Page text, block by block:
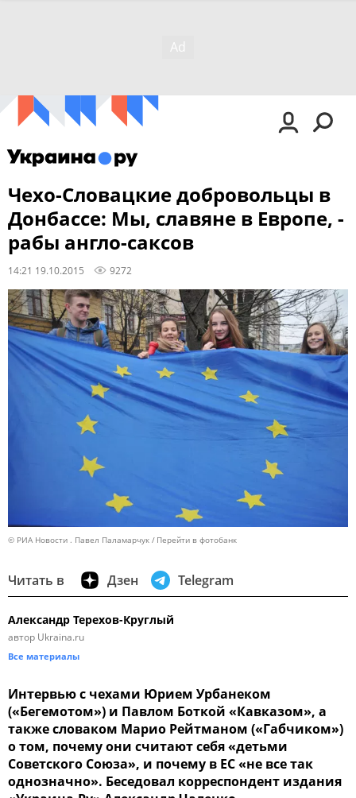
Чехо-Словацкие добровольцы в
Донбассе: Мы, славяне в Европе, -
рабы англо-саксов
14:21 19.10.2015 9272
© РИА Новости . Павел Паламарчук Перейти в фотобанк
Читать в Дзен Telegram
Александр Терехов-Круглый
автор Ukraina.ru
Все материалы
Интервью с чехами Юрием Урбанеком
(«Бегемотом») и Павлом Боткой «Кавказом», а
также словаком Марио Рейтманом («Габчиком»)
о том, почему они считают себя «детьми
Советского Союза», и почему в ЕС «не все так
однозначно». Беседовал корреспондент издания